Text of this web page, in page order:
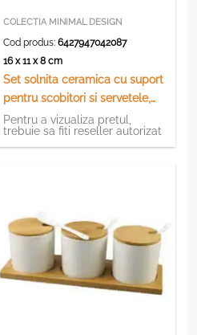
COLECTIA MINIMAL DESIGN
Cod produs:6427947042087
16 x 11 x 8 cm
Set solnita ceramica cu suport
pentru scobitori si servetele,
din bambus
Pentru a vizualiza pretul,
trebuie sa fiti reseller autorizat